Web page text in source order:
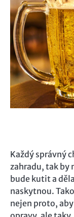
Každý správný
zahradu, tak by
bude kutit a
naskytnou.
nejen proto,